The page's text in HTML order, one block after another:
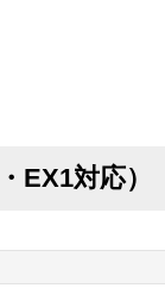
EX1対応）